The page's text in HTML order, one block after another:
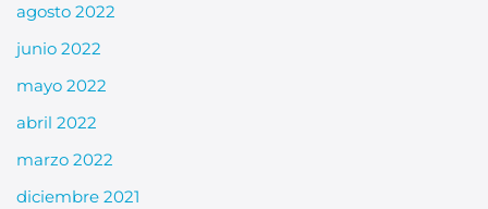
agosto 2022
junio 2022
mayo 2022
abril 2022
marzo 2022
diciembre 2021